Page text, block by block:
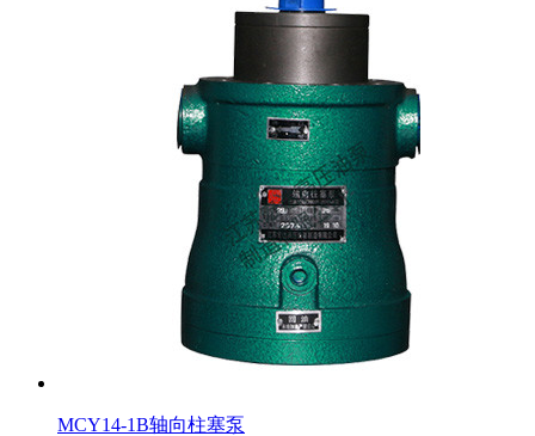
MCY14-1B轴向柱塞泵